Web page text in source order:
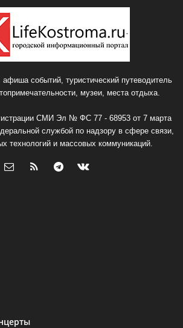
афиша событий, туристический путеводитель
музеи, места отдыха.
СМИ Эл № ФС 77 - 68953 от 7 марта
службой по надзору в сфере связи,
технологий и массовых коммуникаций.